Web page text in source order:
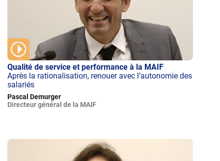
Qualité de service et performance à la MAIF
Après la rationalisation, renouer avec l’autonomie des
salariés
Pascal Demurger
Directeur général de la MAIF